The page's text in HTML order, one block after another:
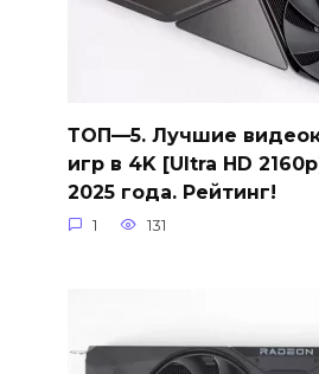
ТОП—5. Лучшие
игр в 4K [Ultra HD
2025 года. Рейтинг!
1 131